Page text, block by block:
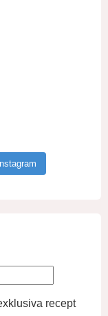
recept